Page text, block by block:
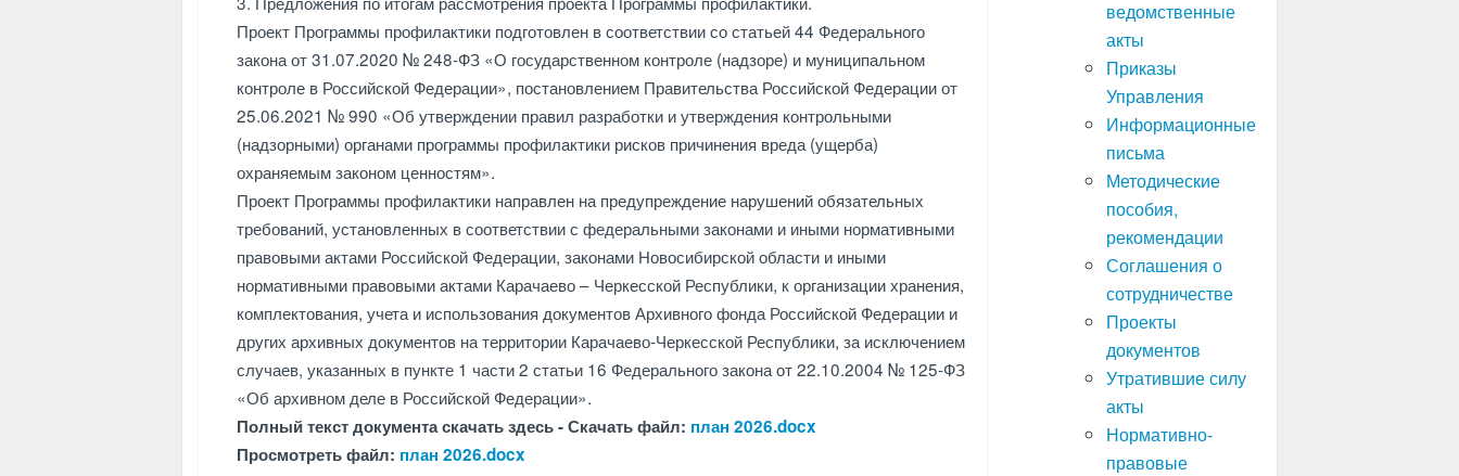
Проект Программы профилактики подготовлен в соответствии со статьей 44 Федерального
закона от 31.07.2020 № 248-ФЗ «О государственном контроле (надзоре) и муниципальном
контроле в Российской Федерации», постановлением Правительства Российской Федерации от
25.06.2021 № 990 «Об утверждении правил разработки и утверждения контрольными
(надзорными) органами программы профилактики рисков причинения вреда (ущерба)
охраняемым законом ценностям».
Проект Программы профилактики направлен на предупреждение нарушений обязательных
требований, установленных в соответствии с федеральными законами и иными нормативными
правовыми актами Российской Федерации, законами Новосибирской области и иными
нормативными правовыми актами Карачаево – Черкесской Республики, к организации хранения,
комплектования, учета и использования документов Архивного фонда Российской Федерации и
других архивных документов на территории Карачаево-Черкесской Республики, за исключением
случаев, указанных в пункте 1 части 2 статьи 16 Федерального закона от 22.10.2004 № 125-ФЗ
«Об архивном деле в Российской Федерации».
Полный текст документа скачать здесь -Скачать файл: план 2026.docx
Просмотреть файл: план 2026.docx
ведомственные
акты
Приказы
Управления
Информационные
письма
Методические
пособия,
рекомендации
Соглашения о
сотрудничестве
Проекты
документов
Утратившие силу
акты
Нормативно-
правовые